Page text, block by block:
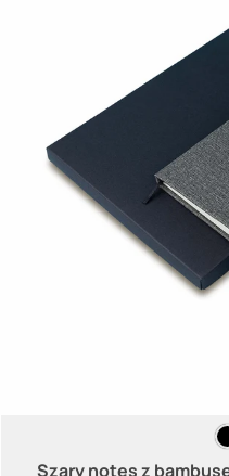
Szary notes z